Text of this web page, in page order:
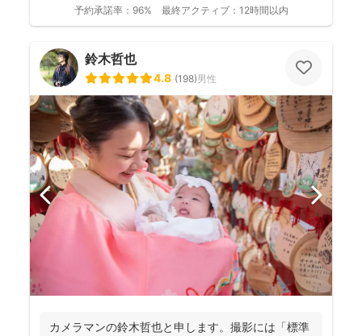
予約承諾率： 96% 最終アクティブ： 12時間以内
鈴木哲也
4.8 (198)男性
カメラマンの鈴木哲也と申します。撮影には「標準